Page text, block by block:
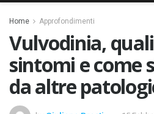
Home Approfondimenti
Vulvodinia,
sintomi e come
da altre